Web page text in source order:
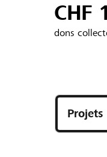
CHF
dons
les
projets
et
Projets